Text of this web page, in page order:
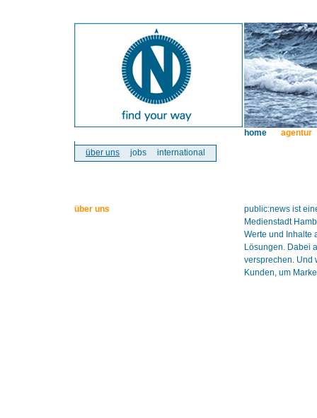
über uns jobs international
home agentur
über uns
public:news ist
Medienstadt
Werte und Inhalte
Lösungen. Dabei
versprechen. Und
Kunden, um